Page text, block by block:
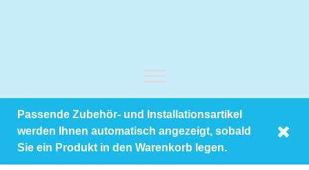
Passende Zubehör- und Installationsartikel
werden Ihnen automatisch angezeigt, sobald
Sie ein Produkt in den Warenkorb legen.